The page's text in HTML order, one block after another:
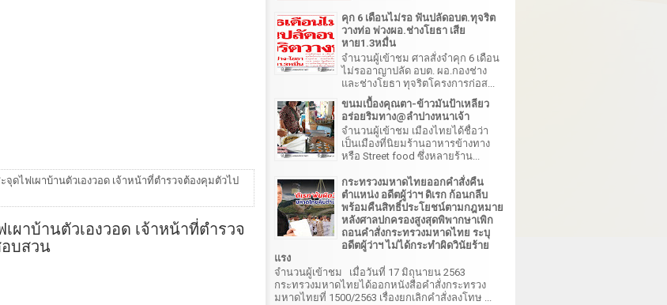
จุดไฟเผาบ้านตัวเองวอด เจ้าหน้าที่ตำรวจต้องคุมตัวไป
ผาบ้านตัวเองวอด เจ้าหน้าที่ตำรวจ
บสวน
คุก 6 เดือนไม่รอ ฟันปลัดอบต.ทุจริต
วางท่อ พ่วงผอ.ช่างโยธา เสีย
หาย1.3หมื่น
จำนวนผู้เข้าชม ศาลสั่งจำคุก 6 เดือน
ไม่รออาญาปลัด อบต. ผอ.กองช่าง
และช่างโยธา ทุจริตโครงการก่อส...
ขนมเบื้องคุณตา-ข้าวมันป้าเหลียว
อร่อยริมทาง@ลำปางหนาเจ้า
จำนวนผู้เข้าชม เมืองไทยได้ชื่อว่า
เป็นเมืองที่นิยมร้านอาหารข้างทาง
หรือ Street food ซึ่งหลายร้าน...
กระทรวงมหาดไทยออกคำสั่งคืน
ตำแหน่ง อดีตผู้ว่าฯ ดิเรก ก้อนกลีบ
พร้อมคืนสิทธิ์ประโยชน์ตามกฎหมาย
หลังศาลปกครองสูงสุดพิพากษาเพิก
ถอนคำสั่งกระทรวงมหาดไทย ระบุ
อดีตผู้ว่าฯ ไม่ได้กระทำผิดวินัยร้าย
แรง
จำนวนผู้เข้าชม เมื่อวันที่ 17 มิถุนายน 2563
กระทรวงมหาดไทยได้ออกหนังสือคำสั่งกระทรวง
มหาดไทยที่ 1500/2563 เรื่องยกเลิกคำสั่งลงโทษ ...